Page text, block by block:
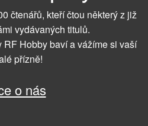
čtenářů, kteří čtou některý z již
vydávaných titulů.
Hobby baví a vážíme si vaší
přízně!
o nás